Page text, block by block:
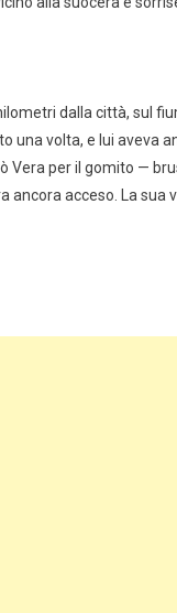
dalla città, sul
una volta, e lui aveva
Vera per il gomito —
acceso. La sua